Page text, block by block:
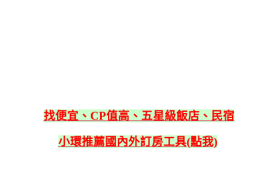
找便宜、CP值高、五星級飯店、民宿
小環推薦國內外訂房工具(點我)